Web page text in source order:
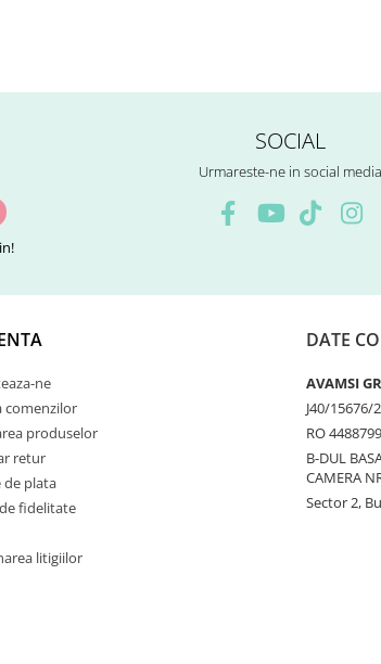
SOCIAL
Urmareste-ne in social media
ne
comenzilor
produselor
retur
plata
fidelitate
litigiilor
DATE
AVAMSI
J40/15676/
RO
B-DUL
CAMERA
Sector 2,